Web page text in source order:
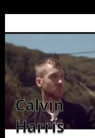
Calvin
Harris